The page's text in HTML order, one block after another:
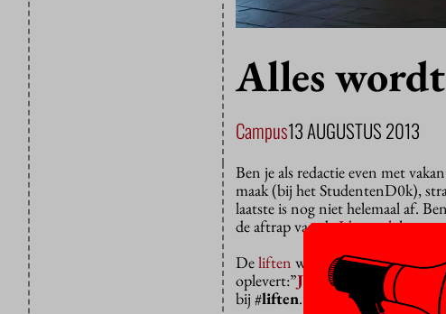
Alles
Campus13 AUGUSTUS 2013
Ben je als redactie even met
maak (bij het StudentenD0k),
laatste is nog niet helemaal af.
de aftrap van deIdeeweek
Deliften worden vernieuwd
oplevert:”Jaap de Vries ‏@
bij #liften.”